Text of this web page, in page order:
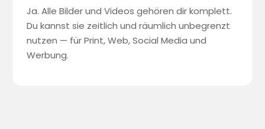
Ja. Alle Bilder und Videos gehören dir komplett.
Du kannst sie zeitlich und räumlich unbegrenzt
nutzen — für Print, Web, Social Media und
Werbung.